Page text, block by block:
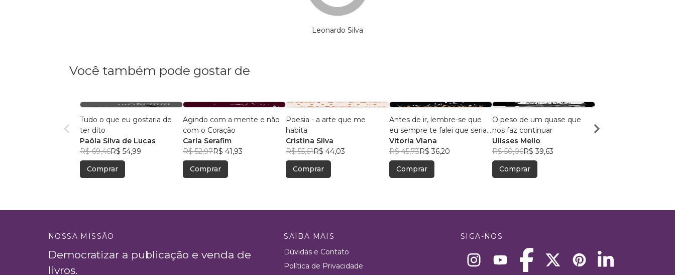
Leonardo Silva
Você também pode gostar de
Tudo o que eu gostaria de
ter dito
Paôla Silva de Lucas
R$ 69,46R$ 54,99
Comprar
Agindo com a mente e não
com o Coração
Carla Serafim
R$ 52,97R$ 41,93
Comprar
Poesia - a arte que me
habita
Cristina Silva
R$ 55,61R$ 44,03
Comprar
Antes de ir, lembre-se que
eu sempre te falei que seria
amor
Vitoria Viana
R$ 45,73R$ 36,20
Comprar
O peso de um quase que
nos faz continuar
Ulisses Mello
R$ 50,06R$ 39,63
Comprar
IZÂNGELA FEITOSA
NOSSA MISSÃO
Democratizar a publicação e venda de
livros.
SAIBA MAIS
Dúvidas e Contato
Política de Privacidade
SIGA-NOS